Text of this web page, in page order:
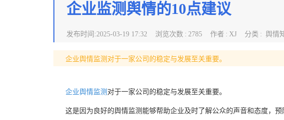
企业监测舆情的10点建议
发布时间 :2025-03-19 17:32 浏览次数 : 2785 作者 : XJ 分类 : 舆情
企业舆情监测对于一家公司的稳定与发展至关重要。
企业舆情监测 对于一家公司的稳定与发展至关重要。
这是因为良好的舆情监测能够帮助企业及时了解公众的声音和态度，